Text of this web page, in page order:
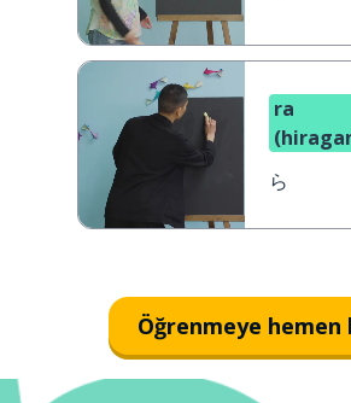
ra
ら
Öğrenmeye hemen